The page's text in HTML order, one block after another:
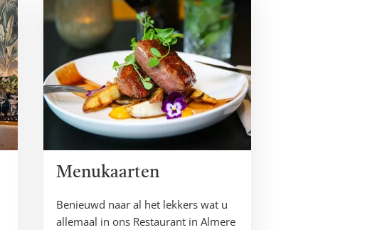
Menukaarten
Benieuwd naar al het lekkers wat u
allemaal in ons Restaurant in Almere